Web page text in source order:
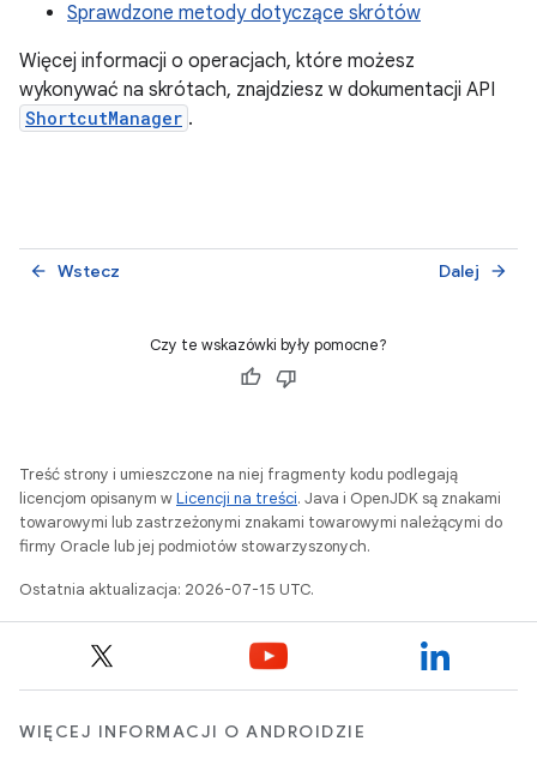
Sprawdzone metody dotyczące skrótów
Więcej informacji o operacjach, które możesz
wykonywać na skrótach, znajdziesz w dokumentacji API
ShortcutManager .
Wstecz
arrow_back Dalej arrow_forward
Czy te wskazówki były pomocne?
Treść strony i umieszczone na niej fragmenty kodu podlegają
licencjom opisanym wLicencji na treści. Java i OpenJDK są znakami
towarowymi lub zastrzeżonymi znakami towarowymi należącymi do
firmy Oracle lub jej podmiotów stowarzyszonych.
Ostatnia aktualizacja: 2026-07-15 UTC.
WIĘCEJ INFORMACJI O ANDROIDZIE